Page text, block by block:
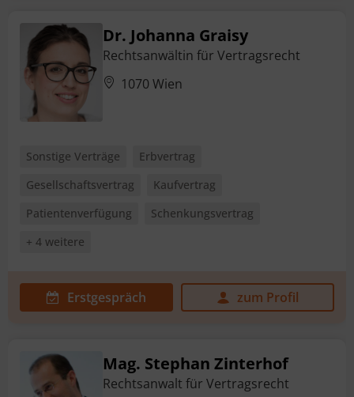
Dr. Johanna Graisy
Rechtsanwältin für Vertragsrecht
1070 Wien
Sonstige Verträge
Erbvertrag
Gesellschaftsvertrag
Kaufvertrag
Patientenverfügung
Schenkungsvertrag
+ 4 weitere
Erstgespräch zum Profil
Mag. Stephan Zinterhof
Rechtsanwalt für Vertragsrecht